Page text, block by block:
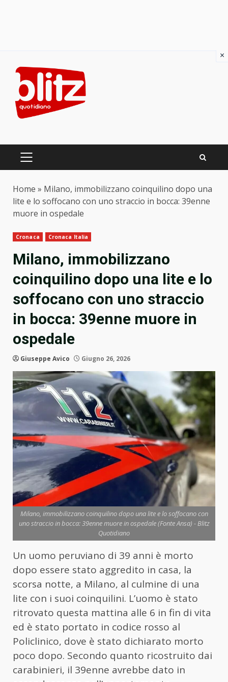
content
PRIMARY
Home » Milano, immobilizzano coinquilino dopo una
lite e lo soffocano con uno straccio in bocca: 39enne
muore in ospedale
Cronaca Cronaca Italia
Milano, immobilizzano
coinquilino dopo una lite e lo
soffocano con uno straccio
in bocca: 39enne muore in
ospedale
Giuseppe Avico Giugno 26, 2026
Milano, immobilizzano coinquilino dopo una lite e lo soffocano con
uno straccio in bocca: 39enne muore in ospedale (Fonte Ansa) - Blitz
Quotidiano
Un uomo peruviano di 39 anni è morto
dopo essere stato aggredito in casa, la
scorsa notte, a Milano, al culmine di una
lite con i suoi coinquilini. L’uomo è stato
ritrovato questa mattina alle 6 in fin di vita
ed è stato portato in codice rosso al
Policlinico, dove è stato dichiarato morto
poco dopo. Secondo quanto ricostruito dai
carabinieri, il 39enne avrebbe dato in
×